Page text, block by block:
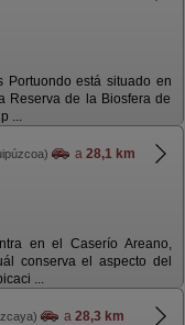
Portuondo está situado en
Reserva de la Biosfera de
...
a 28,1 km
en el Caserío Areano,
conserva el aspecto del
...
a 28,3 km